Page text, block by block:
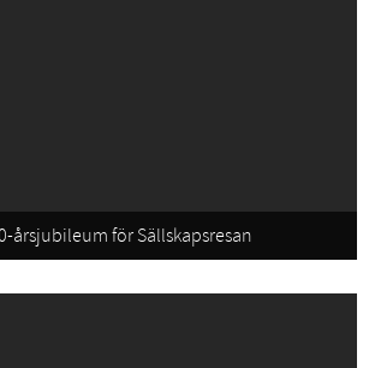
årsjubileum för Sällskapsresan